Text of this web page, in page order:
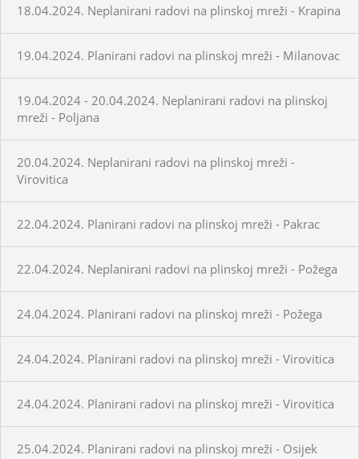
18.04.2024. Neplanirani radovi na plinskoj mreži - Krapina
19.04.2024. Planirani radovi na plinskoj mreži - Milanovac
19.04.2024 - 20.04.2024. Neplanirani radovi na plinskoj
mreži - Poljana
20.04.2024. Neplanirani radovi na plinskoj mreži -
Virovitica
22.04.2024. Planirani radovi na plinskoj mreži - Pakrac
22.04.2024. Neplanirani radovi na plinskoj mreži - Požega
24.04.2024. Planirani radovi na plinskoj mreži - Požega
24.04.2024. Planirani radovi na plinskoj mreži - Virovitica
24.04.2024. Planirani radovi na plinskoj mreži - Virovitica
25.04.2024. Planirani radovi na plinskoj mreži - Osijek